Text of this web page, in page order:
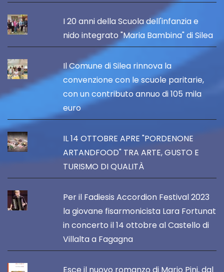
I 20 anni della Scuola dell'infanzia e
nido integrato "Maria Bambina" di Silea
Il Comune di Silea rinnova la
convenzione con le scuole paritarie,
con un contributo annuo di 105 mila
euro
IL 14 OTTOBRE APRE "PORDENONE
ARTANDFOOD" TRA ARTE, GUSTO E
TURISMO DI QUALITÀ
Per il Fadiesis Accordion Festival 2023
la giovane fisarmonicista Lara Fortunat
in concerto il 14 ottobre al Castello di
Villalta a Fagagna
Esce il nuovo romanzo di Mario Pini, dal